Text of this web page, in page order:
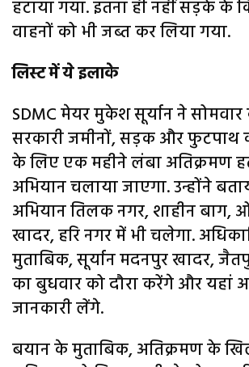
हटाया गया. इतना ही नहीं सड़के के
वाहनों को भी जब्त कर लिया गया.
लिस्ट में ये इलाके
SDMC मेयर मुकेश सूर्यान ने
सरकारी जमीनों, सड़क और फुटपाथ
के लिए एक महीने लंबा अतिक्रमण
अभियान चलाया जाएगा. उन्होंने
अभियान तिलक नगर, शाहीन
खादर, हरि नगर में भी चलेगा.
मुताबिक, सूर्यान मदनपुर खादर,
का बुधवार को दौरा करेंगे और यहां
जानकारी लेंगे.
बयान के मुताबिक, अतिक्रमण के